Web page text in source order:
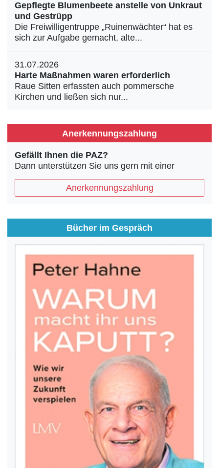
Gepflegte Blumenbeete anstelle von Unkraut
und Gestrüpp
Die Freiwilligentruppe „Ruinenwächter“ hat es
sich zur Aufgabe gemacht, alte...
31.07.2026
Harte Maßnahmen waren erforderlich
Raue Sitten erfassten auch pommersche
Kirchen und ließen sich nur...
Anerkennungszahlung
Gefällt Ihnen die PAZ?
Dann unterstützen Sie uns gern mit einer
Anerkennungszahlung
Bücher im Gespräch